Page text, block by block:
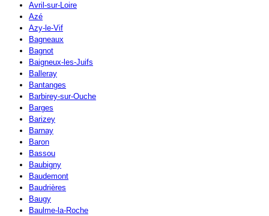
Avril-sur-Loire
Azé
Azy-le-Vif
Bagneaux
Bagnot
Baigneux-les-Juifs
Balleray
Bantanges
Barbirey-sur-Ouche
Barges
Barizey
Barnay
Baron
Bassou
Baubigny
Baudemont
Baudrières
Baugy
Baulme-la-Roche